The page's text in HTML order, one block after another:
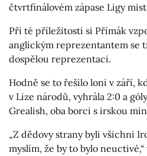
čtvrtfinálovém zápase Ligy
Při té příležitosti si Přímák
anglickým reprezentantem se
dospělou reprezentaci.
Hodně se to řešilo loni v září,
v Lize národů, vyhrála 2:0 a
Grealish, oba borci s irskou
„Z dědovy strany byli všichni
myslím, že by to bylo